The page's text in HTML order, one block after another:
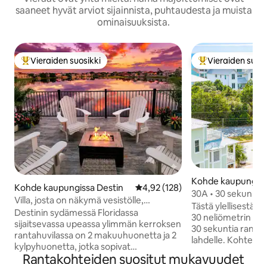
saaneet hyvät arviot sijainnista, puhtaudesta ja muista
ominaisuuksista.
Vieraiden suosikkien parhaimmistoa
Vieraiden suosikki
Kohde kaupungissa Destin Keskimääräinen arvio 4,92/5,
4,92 (128)
Villa, josta on näkymä vesistölle,
muutaman askeleen päässä
hiekkarannalta, king-vuode, uima-allas
Destinin sydämessä Floridassa
sijaitsevassa upeassa ylimmän kerroksen
rantahuvilassa on 2 makuuhuonetta ja 2
kylpyhuonetta, jotka sopivat
erinomaisesti perheille tai ystäville.
Vieraiden
Vieraiden
Kohde
sa Beach
30A • 30
Näkymä lahdelle •
Tästä ylellisestä 6
30 neliömetrin
30 sekuntia
lahdelle.
lämmitetty uima-
Rantakohteiden suositut mukavuudet